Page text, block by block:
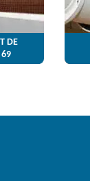
DE
69